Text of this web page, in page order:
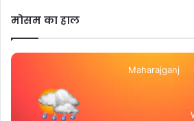
मोसम का हाल
Maharajganj